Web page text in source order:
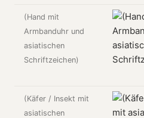
(Hand mit
Armbanduhr und
asiatischen
Schriftzeichen)
(Käfer / Insekt mit
asiatischen